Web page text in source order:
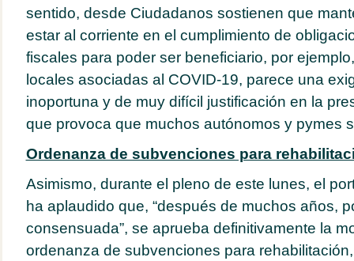
sentido, desde Ciudadanos sostienen que
estar al corriente en el cumplimiento de
fiscales para poder ser beneficiario, por
locales asociadas al COVID-19, parece una
inoportuna y de muy difícil justificación en la
que provoca que muchos autónomos y pymes
Ordenanza de subvenciones para
Asimismo, durante el pleno de este lunes, el
ha aplaudido que, “después de muchos años,
consensuada”, se aprueba definitivamente la
ordenanza de subvenciones para